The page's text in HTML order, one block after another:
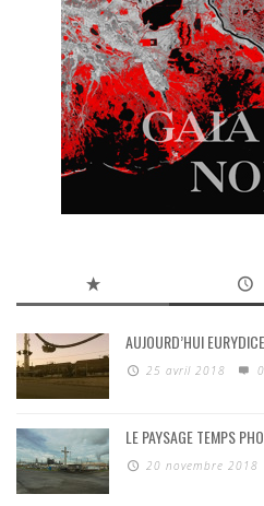
AUJOURD’HUI
25 avril 2018 0
LE PAYSAGE TEMPS
20 novembre 2018